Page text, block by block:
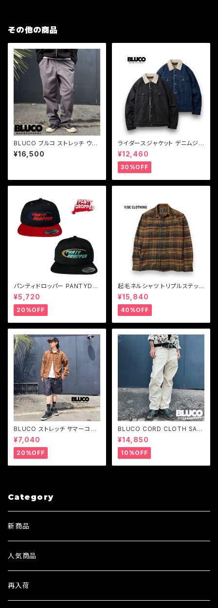
その他の商品
BLUCO ブルコ ストレッチ ウォ
ーム イージーワークパンツ 防
寒パンツ メンズ
¥16,500
ライダースジャケット デニムジャ
ケット ボア ブラック インディゴ
BLUCO【ブルコ】DENIM BOA
RIDERS JACKET
¥12,460
30%OFF
パンティドロッパー PANTYDR
OPPER キャップ ブラック レッド
6PANEL CAP
¥5,720
20%OFF
起毛ネルシャツ トリプルステッチ
クロス刺繍 ブラウン メンズ ViS
E CLOTHING CROSS Chec
k L/S Shirt
¥15,840
40%OFF
BLUCO ストレッチ サマーコー
デュロイ イージーショーツ メン
ズ ブルコ ショートパンツ ウエス
トゴム 軽量 夏用
¥7,040
20%OFF
BLUCO CORD CLOTH SAIL
OR WORK PANTS コードクロ
ス ワークパンツ セイラーパンツ
メンズ
¥14,850
10%OFF
Category
新商品
人気商品
再入荷